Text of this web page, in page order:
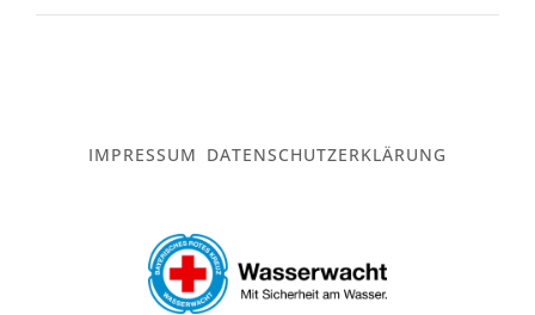
IMPRESSUM DATENSCHUTZERKLÄRUNG